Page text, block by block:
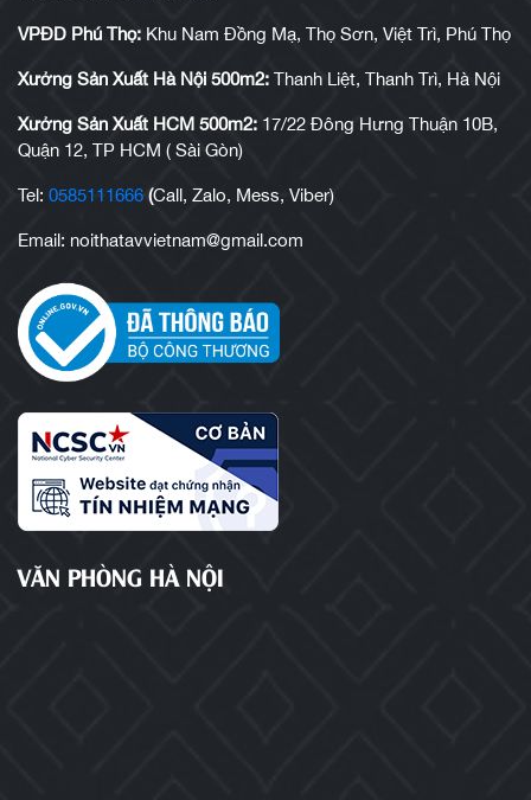
VPĐD Phú Thọ: Khu Nam Đồng Mạ, Thọ Sơn, Việt Trì, Phú Thọ
Xưởng Sản Xuất Hà Nội 500m2: Thanh Liệt, Thanh Trì, Hà Nội
Xưởng Sản Xuất HCM 500m2: 17/22 Đông Hưng Thuận 10B,
Quận 12, TP HCM ( Sài Gòn)
Tel: 0585111666 (Call, Zalo, Mess, Viber)
Email: noithatavvietnam@gmail.com
VĂN PHÒNG HÀ NỘI